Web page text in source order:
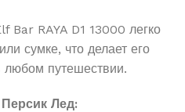
Bar RAYA D1 13000 легко
сумке, что делает его
любом путешествии.
Лед: